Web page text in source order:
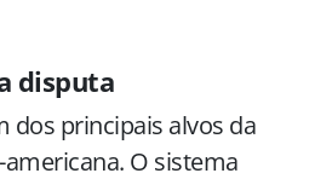
disputa
dos principais alvos da
O sistema